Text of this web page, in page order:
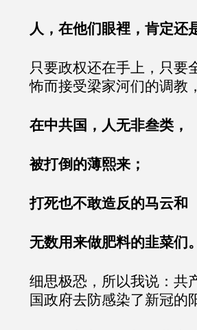
人，在他们眼裡，肯定还
只要政权还在手上，只要
怖而接受梁家河们的调教
在中共国，人无非叁类，
被打倒的薄熙来；
打死也不敢造反的马云和
无数用来做肥料的韭菜们。
细思极恐，所以我说：共
国政府去防感染了新冠的